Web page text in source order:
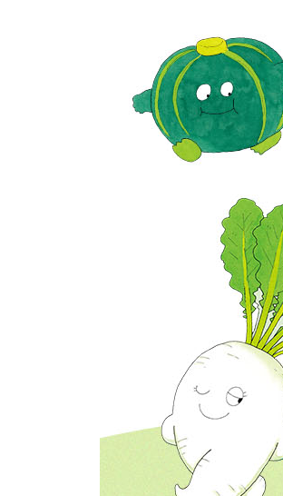
배추는 겨울이 되면 끈으로 꽁
시금치는 성별을 알기도 전에
양상추는 쓴 우유로 벌레로부
대파는 자라나도 다시 땅에 파
채소 칼럼 추위를 견디며 맛있
숙주는 비리비리하지 않아요
풋콩은 이름 그대로 ‘덜 익은
피라미드는 마늘 덕분에 완성
양파는 살아남기 위해 둥글어
고추를 핥기만 해도 정말 매운
단호박은 여름에 나는데 다들
채소 칼럼 씩씩한 채소의 어여
5장 정말··· 채소 맞아요?
멜론의 그물 무늬는 상처 딱지
수박은 멜론 옆에 있으면 썩어